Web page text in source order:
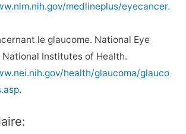
medlineplus/eyecancer.
le glaucome. National Eye
Institutes of Health.
health/glaucoma/glauco
.